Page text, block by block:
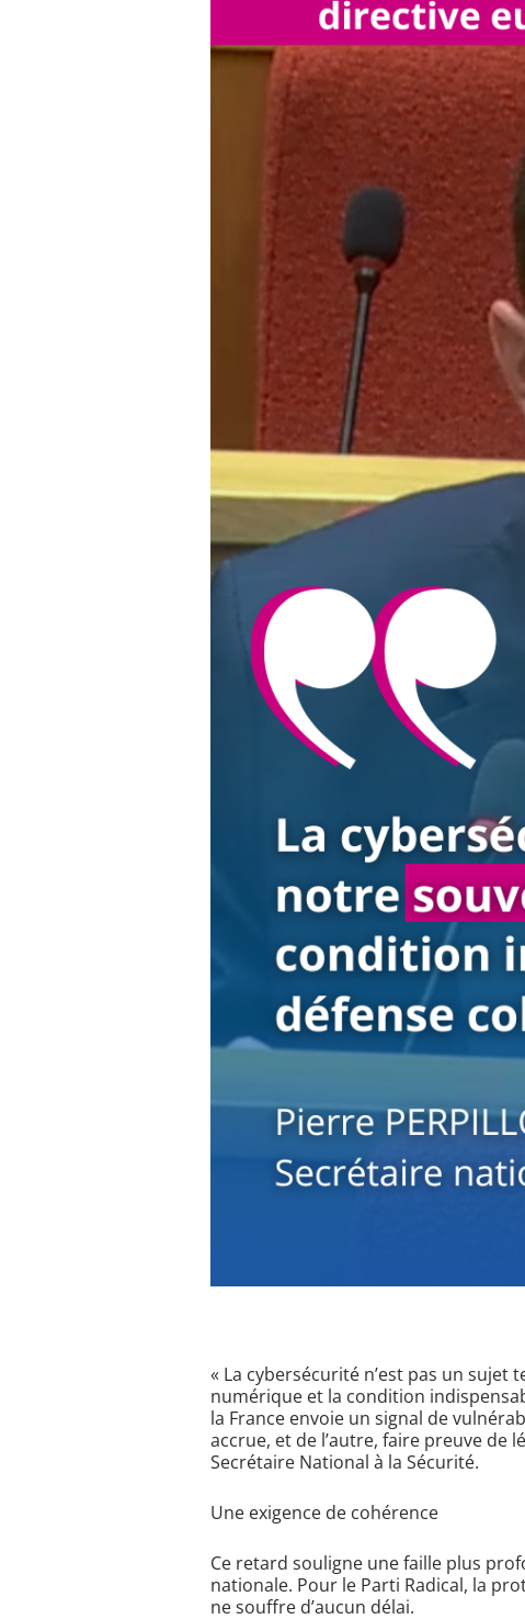
« La cybersécurité n’est pas un sujet
numérique et la condition
la France envoie un signal de
accrue, et de l’autre, faire preuve de
Secrétaire National à la Sécurité.
​Une exigence de cohérence
​Ce retard souligne une faille plus
nationale. Pour le Parti Radical, la
ne souffre d’aucun délai.